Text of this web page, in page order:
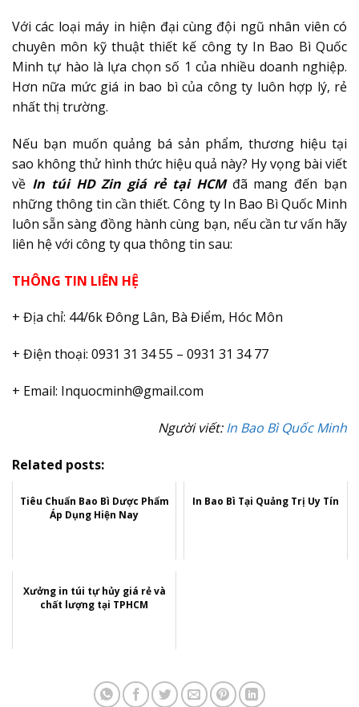
Với các loại máy in hiện đại cùng đội ngũ nhân viên có
chuyên môn kỹ thuật thiết kế công ty In Bao Bì Quốc
Minh tự hào là lựa chọn số 1 của nhiều doanh nghiệp.
Hơn nữa mức giá in bao bì của công ty luôn hợp lý, rẻ
nhất thị trường.
Nếu bạn muốn quảng bá sản phẩm, thương hiệu tại
sao không thử hình thức hiệu quả này? Hy vọng bài viết
về In túi HD Zin giá rẻ tại HCMđã mang đến bạn
những thông tin cần thiết. Công ty In Bao Bì Quốc Minh
luôn sẵn sàng đồng hành cùng bạn, nếu cần tư vấn hãy
liên hệ với công ty qua thông tin sau:
THÔNG TIN LIÊN HỆ
+ Địa chỉ: 44/6k Đông Lân, Bà Điểm, Hóc Môn
+ Điện thoại: 0931 31 34 55 – 0931 31 34 77
+ Email: Inquocminh@gmail.com
Người viết:In Bao Bì Quốc Minh
Related posts:
Tiêu Chuẩn Bao Bì Dược Phẩm
Áp Dụng Hiện Nay
In Bao Bì Tại Quảng Trị Uy Tín
Xưởng in túi tự hủy giá rẻ và
chất lượng tại TPHCM